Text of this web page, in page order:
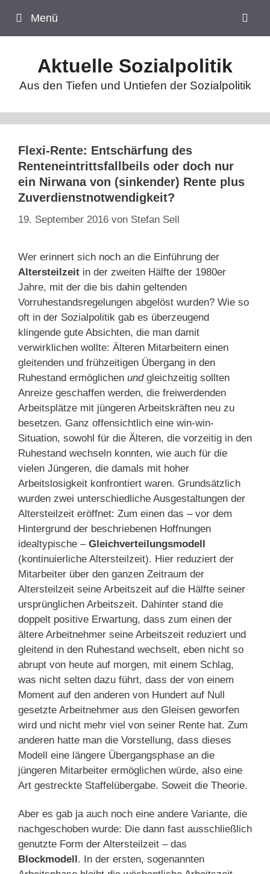
Inhalt
springen
Menü
Aktuelle Sozialpolitik
Aus den Tiefen und Untiefen der Sozialpolitik
Flexi-Rente: Entschärfung des
Renteneintrittsfallbeils oder doch nur
ein Nirwana von (sinkender) Rente plus
Zuverdienstnotwendigkeit?
19. September 2016 von Stefan Sell
Wer erinnert sich noch an die Einführung der
Altersteilzeit in der zweiten Hälfte der 1980er
Jahre, mit der die bis dahin geltenden
Vorruhestandsregelungen abgelöst wurden? Wie so
oft in der Sozialpolitik gab es überzeugend
klingende gute Absichten, die man damit
verwirklichen wollte: Älteren Mitarbeitern einen
gleitenden und frühzeitigen Übergang in den
Ruhestand ermöglichen undgleichzeitig sollten
Anreize geschaffen werden, die freiwerdenden
Arbeitsplätze mit jüngeren Arbeitskräften neu zu
besetzen. Ganz offensichtlich eine win-win-
Situation, sowohl für die Älteren, die vorzeitig in den
Ruhestand wechseln konnten, wie auch für die
vielen Jüngeren, die damals mit hoher
Arbeitslosigkeit konfrontiert waren. Grundsätzlich
wurden zwei unterschiedliche Ausgestaltungen der
Altersteilzeit eröffnet: Zum einen das – vor dem
Hintergrund der beschriebenen Hoffnungen
idealtypische – Gleichverteilungsmodell
(kontinuierliche Altersteilzeit). Hier reduziert der
Mitarbeiter über den ganzen Zeitraum der
Altersteilzeit seine Arbeitszeit auf die Hälfte seiner
ursprünglichen Arbeitszeit. Dahinter stand die
doppelt positive Erwartung, dass zum einen der
ältere Arbeitnehmer seine Arbeitszeit reduziert und
gleitend in den Ruhestand wechselt, eben nicht so
abrupt von heute auf morgen, mit einem Schlag,
was nicht selten dazu führt, dass der von einem
Moment auf den anderen von Hundert auf Null
gesetzte Arbeitnehmer aus den Gleisen geworfen
wird und nicht mehr viel von seiner Rente hat. Zum
anderen hatte man die Vorstellung, dass dieses
Modell eine längere Übergangsphase an die
jüngeren Mitarbeiter ermöglichen würde, also eine
Art gestreckte Staffelübergabe. Soweit die Theorie.
Aber es gab ja auch noch eine andere Variante, die
nachgeschoben wurde: Die dann fast ausschließlich
genutzte Form der Altersteilzeit – das
Blockmodell. In der ersten, sogenannten